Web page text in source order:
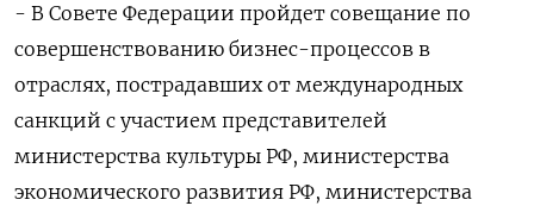
- В Совете Федерации пройдет совещание по
совершенствованию бизнес-процессов в
отраслях, пострадавших от международных
санкций с участием представителей
министерства культуры РФ, министерства
экономического развития РФ, министерства